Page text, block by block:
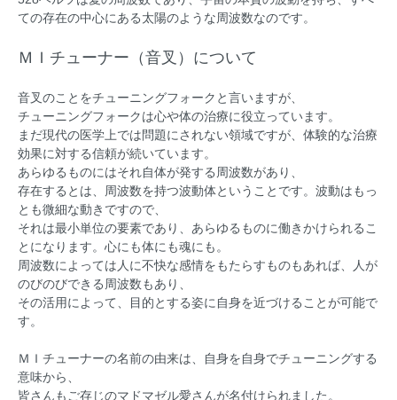
ての存在の中心にある太陽のような周波数なのです。
ＭＩチューナー（音叉）について
音叉のことをチューニングフォークと言いますが、
チューニングフォークは心や体の治療に役立っています。
まだ現代の医学上では問題にされない領域ですが、体験的な治療
効果に対する信頼が続いています。
あらゆるものにはそれ自体が発する周波数があり、
存在するとは、周波数を持つ波動体ということです。波動はもっ
とも微細な動きですので、
それは最小単位の要素であり、あらゆるものに働きかけられるこ
とになります。心にも体にも魂にも。
周波数によっては人に不快な感情をもたらすものもあれば、人が
のびのびできる周波数もあり、
その活用によって、目的とする姿に自身を近づけることが可能で
す。
ＭＩチューナーの名前の由来は、自身を自身でチューニングする
意味から、
皆さんもご存じのマドマゼル愛さんが名付けられました。